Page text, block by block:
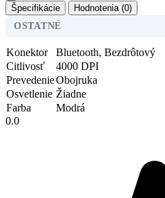
Špecifikácie
Hodnotenia (0)
OSTATNÉ
Konektor
Bluetooth, Bezdrôtový
Citlivosť
4000 DPI
PrevedenieObojruka
Osvetlenie Žiadne
Farba
Modrá
0.0